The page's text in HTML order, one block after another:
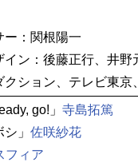
ー：関根陽一
イン：後藤正行、井野
ション、テレビ東京
go!」 寺島拓篤
」 佐咲紗花
フィア